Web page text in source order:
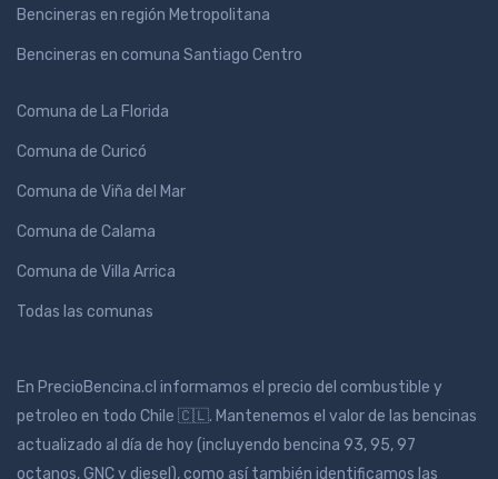
Bencineras en región Metropolitana
Bencineras en comuna Santiago Centro
Comuna de La Florida
Comuna de Curicó
Comuna de Viña del Mar
Comuna de Calama
Comuna de Villa Arrica
Todas las comunas
En PrecioBencina.cl informamos el precio del combustible y
petroleo en todo Chile 🇨🇱. Mantenemos el valor de las bencinas
actualizado al día de hoy (incluyendo bencina 93, 95, 97
octanos, GNC y diesel), como así también identificamos las